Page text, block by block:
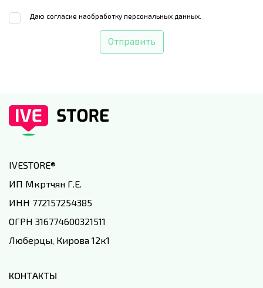
Даю согласие наобработку персональных данных.
Отправить
IVESTORE®
ИП Мкртчян Г.Е.
ИНН 772157254385
ОГРН 316774600321511
Люберцы, Кирова 12к1
КОНТАКТЫ